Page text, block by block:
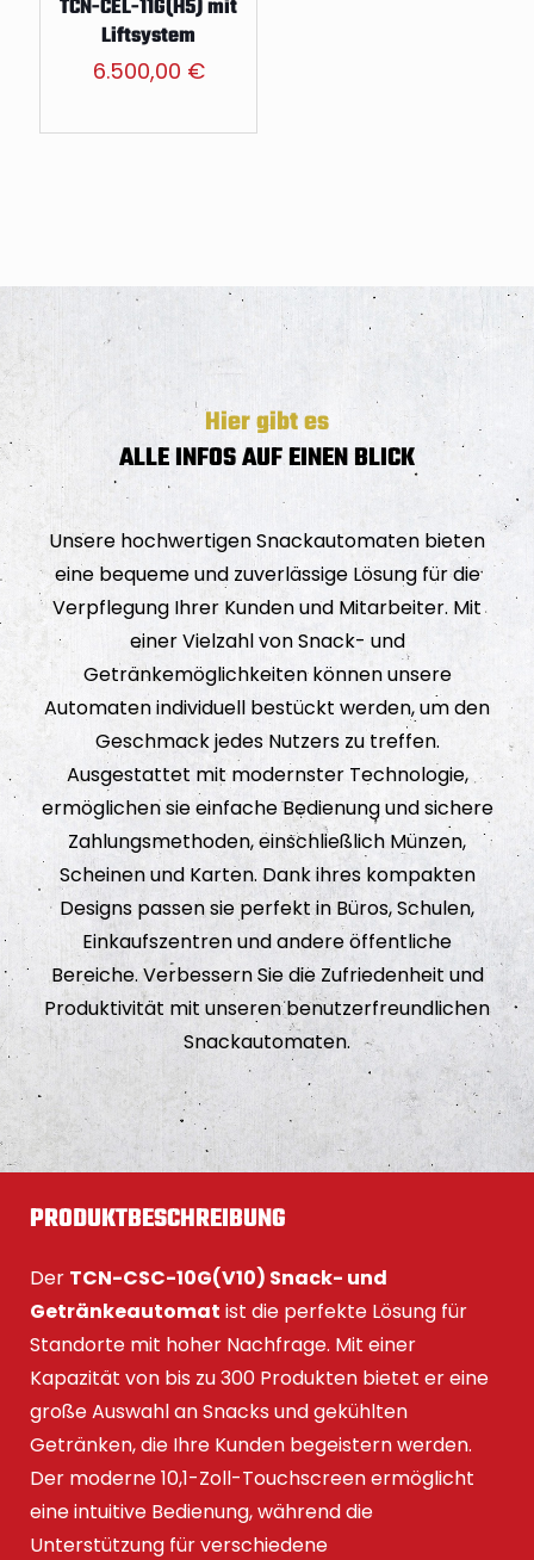
e
TCN-CEL-11G(H5) mit
Liftsystem
6.500,00 €
Hier gibt es
ALLE INFOS AUF EINEN BLICK
Unsere hochwertigen Snackautomaten bieten
eine bequeme und zuverlässige Lösung für die
Verpflegung Ihrer Kunden und Mitarbeiter. Mit
einer Vielzahl von Snack- und
Getränkemöglichkeiten können unsere
Automaten individuell bestückt werden, um den
Geschmack jedes Nutzers zu treffen.
Ausgestattet mit modernster Technologie,
ermöglichen sie einfache Bedienung und sichere
Zahlungsmethoden, einschließlich Münzen,
Scheinen und Karten. Dank ihres kompakten
Designs passen sie perfekt in Büros, Schulen,
Einkaufszentren und andere öffentliche
Bereiche. Verbessern Sie die Zufriedenheit und
Produktivität mit unseren benutzerfreundlichen
Snackautomaten.
PRODUKTBESCHREIBUNG
Der TCN-CSC-10G(V10) Snack- und
Getränkeautomat ist die perfekte Lösung für
Standorte mit hoher Nachfrage. Mit einer
Kapazität von bis zu 300 Produkten bietet er eine
große Auswahl an Snacks und gekühlten
Getränken, die Ihre Kunden begeistern werden.
Der moderne 10,1-Zoll-Touchscreen ermöglicht
eine intuitive Bedienung, während die
Unterstützung für verschiedene